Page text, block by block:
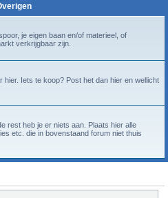
je eigen baan en/of materieel, of
verkrijgbaar zijn.
hier. Iets te koop? Post het dan hier en wellicht
rest heb je er niets aan. Plaats hier alle
etc. die in bovenstaand forum niet thuis